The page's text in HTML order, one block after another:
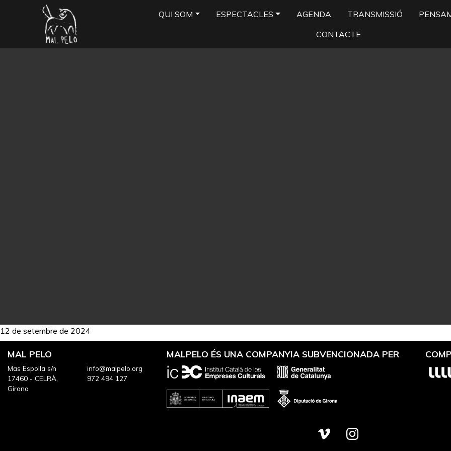
QUI SOM ESPECTACLES AGENDA TRANSMISSIÓ
CONTACTE
12 de setembre de 2024
MAL PELO
Mas Espolla s/n
17460 - CELRÀ,
Girona
info@malpelo.org
972 494 127
MALPELO ÉS UNA COMPANYIA SUBVENCIONADA PER